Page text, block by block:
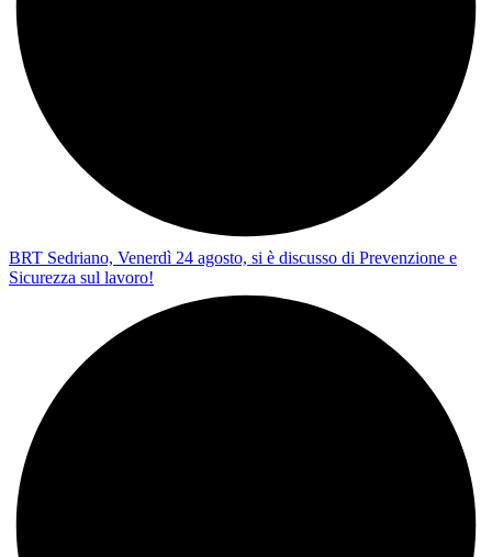
BRT Sedriano, Venerdì 24 agosto, si è discusso di Prevenzione e
Sicurezza sul lavoro!